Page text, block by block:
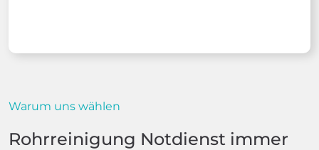
Warum uns wählen
Rohrreinigung Notdienst immer